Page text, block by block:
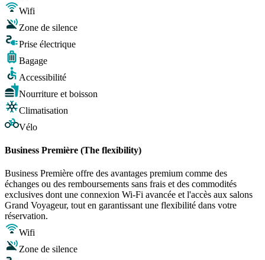
Wifi
Zone de silence
Prise électrique
Bagage
Accessibilité
Nourriture et boisson
Climatisation
Vélo
Business Première (The flexibility)
Business Première offre des avantages premium comme des
échanges ou des remboursements sans frais et des commodités
exclusives dont une connexion Wi-Fi avancée et l'accès aux salons
Grand Voyageur, tout en garantissant une flexibilité dans votre
réservation.
Wifi
Zone de silence